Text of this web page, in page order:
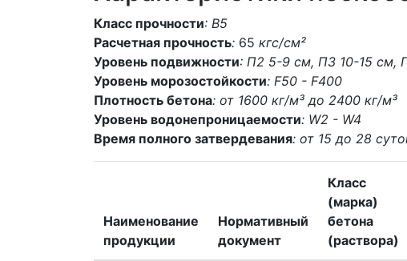
Класс прочности: В5
Расчетная прочность: 65 кгс/см²
Уровень подвижности: П2 5-9 см, П3 10-15 см,
Уровень морозостойкости: F50 - F400
Плотность бетона: от 1600 кг/м³ до 2400 кг/м³
Уровень водонепроницаемости: W2 - W4
Время полного затвердевания: от 15 до 28
Наименование
продукции
Нормативный
документ
Класс
(марка)
бетона
(раствора)